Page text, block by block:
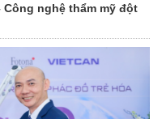
nghệ thẩm mỹ đột